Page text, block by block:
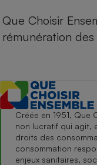
Que Choisir
rémunération
Créée en 1951, Que
non lucratif qui agit,
droits des
consommation
enjeux sanitaires,